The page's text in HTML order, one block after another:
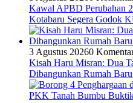
Kawal APBD Perubahan
Kotabaru Segera Godok
3 Agustus 20260
Kisah Haru Misran: Dua
Dibangunkan Rumah